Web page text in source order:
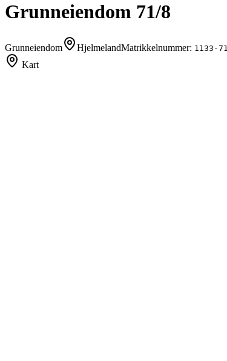
Grunneiendom 71/8
Grunneiendom HjelmelandMatrikkelnummer: 1133-
Kart